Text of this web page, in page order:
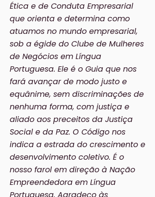
Ética e de Conduta Empresarial
que orienta e determina como
atuamos no mundo empresarial,
sob a égide do Clube de Mulheres
de Negócios em Língua
Portuguesa. Ele é o Guia que nos
fará avançar de modo justo e
equânime, sem discriminações de
nenhuma forma, com justiça e
aliado aos preceitos da Justiça
Social e da Paz. O Código nos
indica a estrada do crescimento e
desenvolvimento coletivo. É o
nosso farol em direção à Nação
Empreendedora em Língua